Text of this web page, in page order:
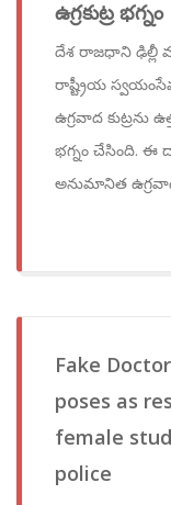
ఉగ్రకుట్ర భగ్నం
దేశ రాజధాని ఢిల్లీ
రాష్ట్రీయ
ఉగ్రవాద కుట్రను
భగ్నం చేసింది. ఈ
అనుమానిత
Fake
poses as
female
police